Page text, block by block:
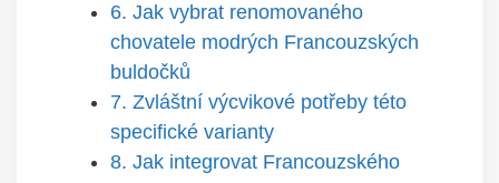
6. Jak vybrat renomovaného
chovatele modrých Francouzských
buldočků
7. Zvláštní výcvikové potřeby této
specifické varianty
8. Jak integrovat Francouzského